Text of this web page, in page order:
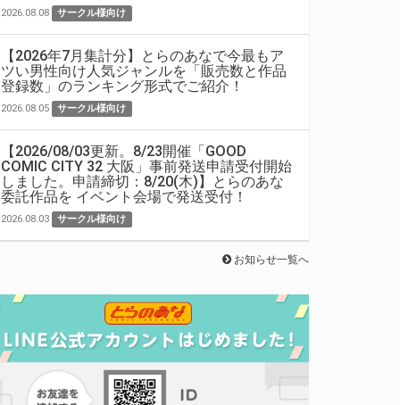
2026.08.08 サークル様向け
【2026年7月集計分】とらのあなで今最もア
ツい男性向け人気ジャンルを「販売数と作品
登録数」のランキング形式でご紹介！
2026.08.05 サークル様向け
【2026/08/03更新。8/23開催「GOOD
COMIC CITY 32 大阪」事前発送申請受付開始
しました。申請締切：8/20(木)】とらのあな
委託作品を イベント会場で発送受付！
2026.08.03 サークル様向け
お知らせ一覧へ